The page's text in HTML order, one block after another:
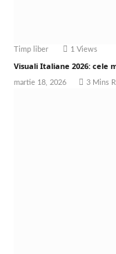
Timp liber 1 Views
Visuali Italiane 2026: cele
martie 18, 2026 3 Mins